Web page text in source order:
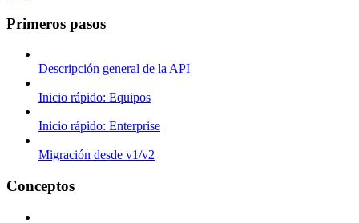
Primeros pasos
Descripción general de la API
Inicio rápido: Equipos
Inicio rápido: Enterprise
Migración desde v1/v2
Conceptos